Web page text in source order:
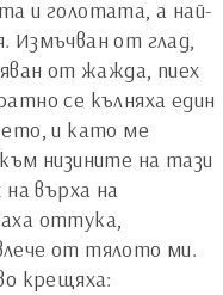
и голотата, а най-
Измъчван от глад,
от жажда, пиех
се кълняха един
и като ме
низините на тази
на върха на
оттука,
от тялото ми.
крещяха: